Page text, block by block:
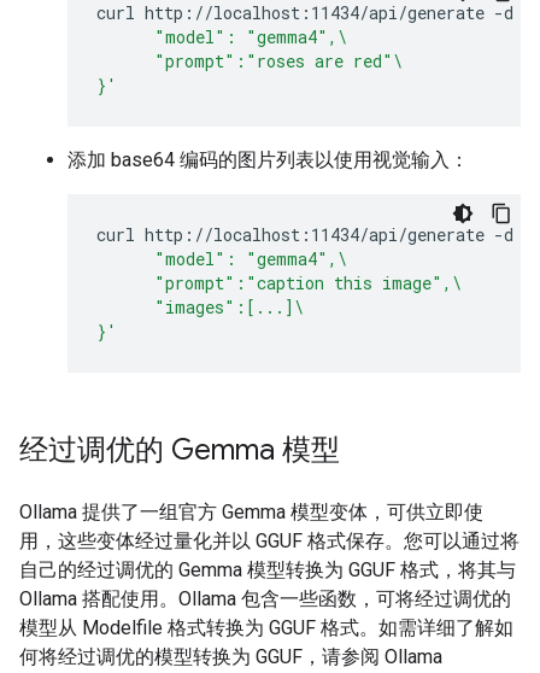
curl http://localhost:11434/api/generate -d
      "model": "gemma4",\
      "prompt":"roses are red"\
}'
添加 base64 编码的图片列表以使用视觉输入：
curl http://localhost:11434/api/generate -d
      "model": "gemma4",\
      "prompt":"caption this image",\
      "images":[...]\
}'
经过调优的 Gemma 模型
Ollama 提供了一组官方 Gemma 模型变体，可供立即使
用，这些变体经过量化并以 GGUF 格式保存。您可以通过将
自己的经过调优的 Gemma 模型转换为 GGUF 格式，将其与
Ollama 搭配使用。Ollama 包含一些函数，可将经过调优的
模型从 Modelfile 格式转换为 GGUF 格式。如需详细了解如
何将经过调优的模型转换为 GGUF，请参阅 Ollama